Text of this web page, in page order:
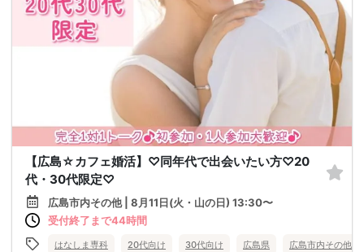
【広島☆カフェ婚活】♡同年代で出会いたい方♡20
代・30代限定♡
広島市内その他 | 8月11日(火・山の日) 13:30〜
受付終了まで44時間
はなしま専科 20代向け 30代向け 広島県 広島市内その他